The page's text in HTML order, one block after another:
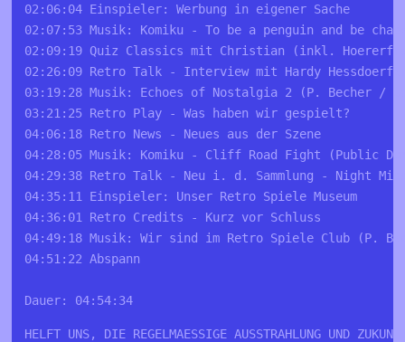
02:06:04 Einspieler: Werbung in eigener Sache
02:07:53 Musik: Komiku - To be a penguin and be
02:09:19 Quiz Classics mit Christian (inkl.
02:26:09 Retro Talk - Interview mit Hardy
03:19:28 Musik: Echoes of Nostalgia 2 (P. Becher /
03:21:25 Retro Play - Was haben wir gespielt?
04:06:18 Retro News - Neues aus der Szene
04:28:05 Musik: Komiku - Cliff Road Fight (Public
04:29:38 Retro Talk - Neu i. d. Sammlung - Night
04:35:11 Einspieler: Unser Retro Spiele Museum
04:36:01 Retro Credits - Kurz vor Schluss
04:49:18 Musik: Wir sind im Retro Spiele Club (P.
04:51:22 Abspann
Dauer: 04:54:34
HELFT UNS, DIE REGELMAESSIGE AUSSTRAHLUNG UND